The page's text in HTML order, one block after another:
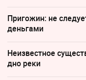
Пригожин: не
деньгами
Неизвестное
дно реки